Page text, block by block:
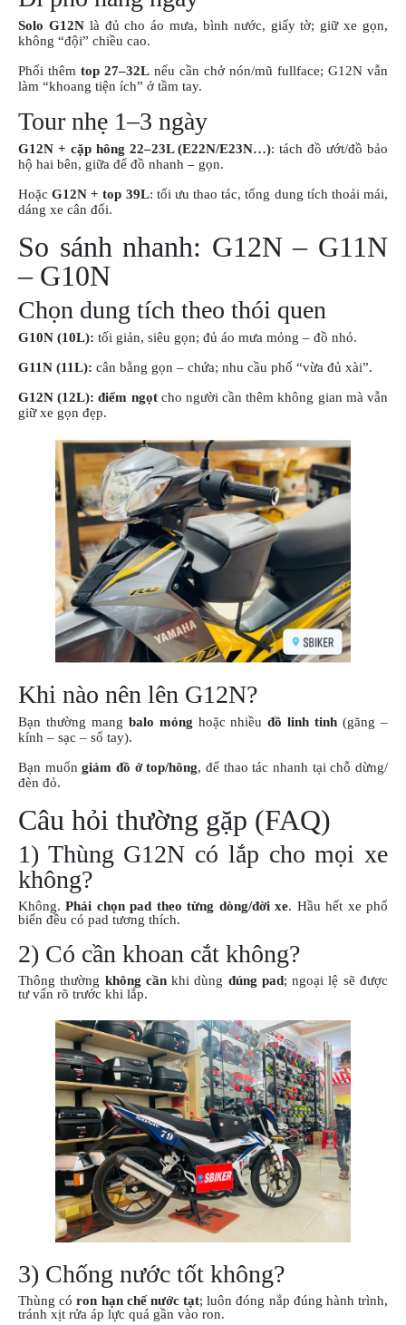
Solo G12Nlà đủ cho áo mưa, bình nước, giấy tờ; giữ xe gọn,
không “đội” chiều cao.
Phối thêm top 27–32L nếu cần chở nón/mũ fullface; G12N vẫn
làm “khoang tiện ích” ở tầm tay.
Tour nhẹ 1–3 ngày
G12N + cặp hông 22–23L (E22N/E23N…): tách đồ ướt/đồ bảo
hộ hai bên, giữa để đồ nhanh – gọn.
HoặcG12N + top 39L: tối ưu thao tác, tổng dung tích thoải mái,
dáng xe cân đối.
So sánh nhanh: G12N – G11N
– G10N
Chọn dung tích theo thói quen
G10N (10L): tối giản, siêu gọn; đủ áo mưa mỏng – đồ nhỏ.
G11N (11L): cân bằng gọn – chứa; nhu cầu phố “vừa đủ xài”.
G12N (12L): điểm ngọtcho người cần thêm không gian mà vẫn
giữ xe gọn đẹp.
Khi nào nên lên G12N?
Bạn thường mang balo mỏng hoặc nhiềuđồ linh tinh (găng –
kính – sạc – sổ tay).
Bạn muốngiảm đồ ở top/hông, để thao tác nhanh tại chỗ dừng/
đèn đỏ.
Câu hỏi thường gặp (FAQ)
1) Thùng G12N có lắp cho mọi xe
không?
Không.Phải chọn pad theo từng dòng/đời xe. Hầu hết xe phổ
biến đều có pad tương thích.
2) Có cần khoan cắt không?
Thông thường không cầnkhi dùng đúng pad; ngoại lệ sẽ được
tư vấn rõ trước khi lắp.
3) Chống nước tốt không?
Thùng córon hạn chế nước tạt; luôn đóng nắp đúng hành trình,
tránh xịt rửa áp lực quá gần vào ron.